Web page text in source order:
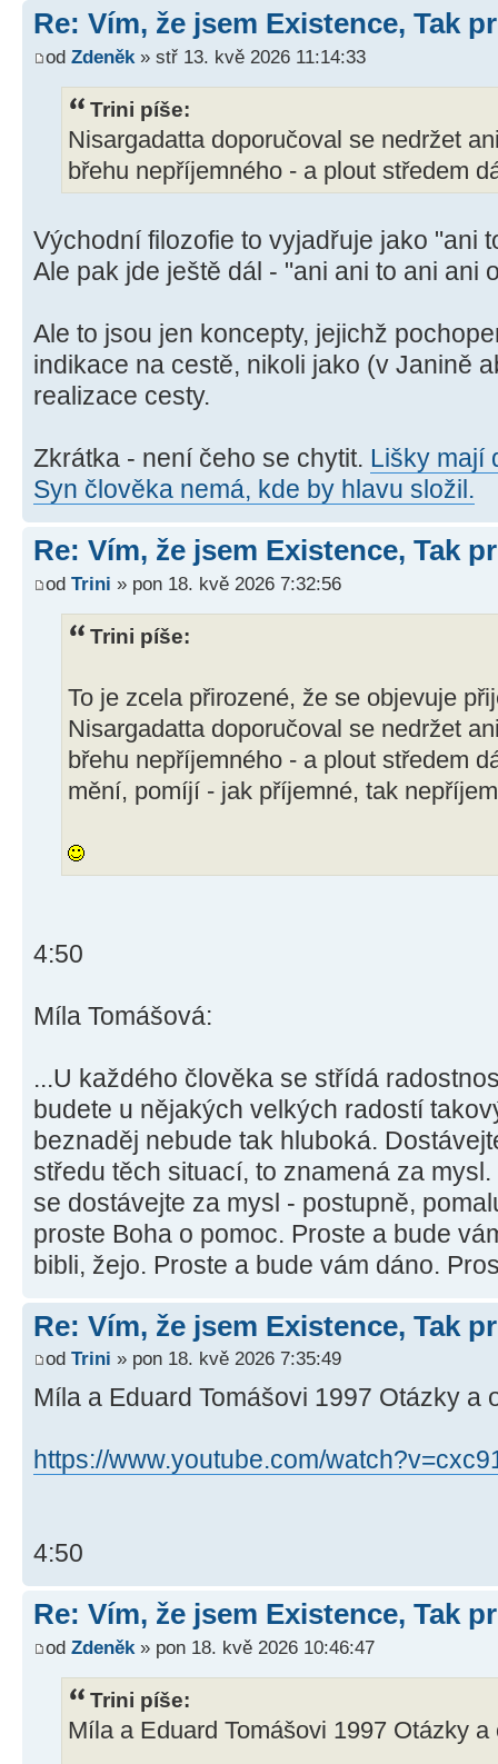
Re: Vím, že jsem Existence, Tak
od Zdeněk » stř 13. kvě 2026 11:14:33
Trini píše:
Nisargadatta doporučoval se nedržet
břehu nepříjemného - a plout středem
Východní filozofie to vyjadřuje jako "ani
Ale pak jde ještě dál - "ani ani to ani ani
Ale to jsou jen koncepty, jejichž
indikace na cestě, nikoli jako (v Janině
realizace cesty.
Zkrátka - není čeho se chytit. Lišky mají
Syn člověka nemá, kde by hlavu složil.
Re: Vím, že jsem Existence, Tak
od Trini » pon 18. kvě 2026 7:32:56
Trini píše:
To je zcela přirozené, že se objevuje
Nisargadatta doporučoval se nedržet
břehu nepříjemného - a plout středem
mění, pomíjí - jak příjemné, tak
4:50
Míla Tomášová:
...U každého člověka se střídá
budete u nějakých velkých radostí
beznaděj nebude tak hluboká.
středu těch situací, to znamená za
se dostávejte za mysl - postupně,
proste Boha o pomoc. Proste a bude
bibli, žejo. Proste a bude vám dáno.
Re: Vím, že jsem Existence, Tak
od Trini » pon 18. kvě 2026 7:35:49
Míla a Eduard Tomášovi 1997 Otázky a
https://www.youtube.com/
4:50
Re: Vím, že jsem Existence, Tak
od Zdeněk » pon 18. kvě 2026 10:46:47
Trini píše:
Míla a Eduard Tomášovi 1997 Otázky a